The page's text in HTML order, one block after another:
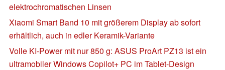
elektrochromatischen Linsen
Xiaomi Smart Band 10 mit größerem Display ab sofort
erhältlich, auch in edler Keramik-Variante
Volle KI-Power mit nur 850 g: ASUS ProArt PZ13 ist ein
ultramobiler Windows Copilot+ PC im Tablet-Design